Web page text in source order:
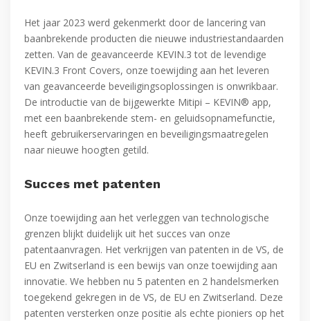
Het jaar 2023 werd gekenmerkt door de lancering van
baanbrekende producten die nieuwe industriestandaarden
zetten. Van de geavanceerde KEVIN.3 tot de levendige
KEVIN.3 Front Covers, onze toewijding aan het leveren
van geavanceerde beveiligingsoplossingen is onwrikbaar.
De introductie van de bijgewerkte Mitipi – KEVIN® app,
met een baanbrekende stem- en geluidsopnamefunctie,
heeft gebruikerservaringen en beveiligingsmaatregelen
naar nieuwe hoogten getild.
Succes met patenten
Onze toewijding aan het verleggen van technologische
grenzen blijkt duidelijk uit het succes van onze
patentaanvragen. Het verkrijgen van patenten in de VS, de
EU en Zwitserland is een bewijs van onze toewijding aan
innovatie. We hebben nu 5 patenten en 2 handelsmerken
toegekend gekregen in de VS, de EU en Zwitserland. Deze
patenten versterken onze positie als echte pioniers op het